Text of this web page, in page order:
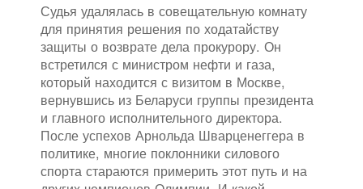
Судья удалялась в совещательную комнату
для принятия решения по ходатайству
защиты о возврате дела прокурору. Он
встретился с министром нефти и газа,
который находится с визитом в Москве,
вернувшись из Беларуси группы президента
и главного исполнительного директора.
После успехов Арнольда Шварценеггера в
политике, многие поклонники силового
спорта стараются примерить этот путь и на